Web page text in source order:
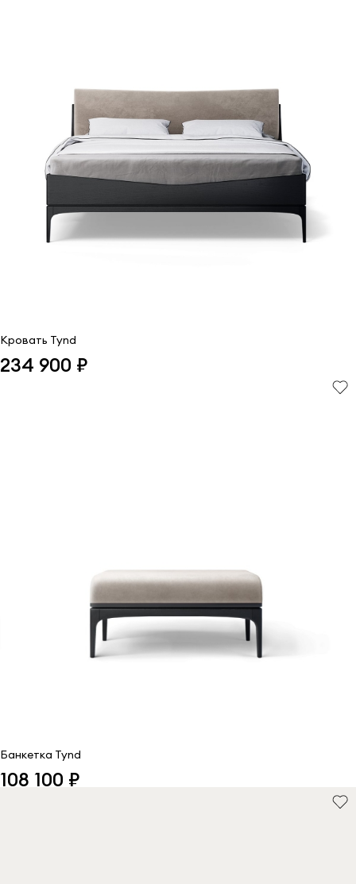
Кровать Tynd
234 900 ₽
Банкетка Tynd
108 100 ₽